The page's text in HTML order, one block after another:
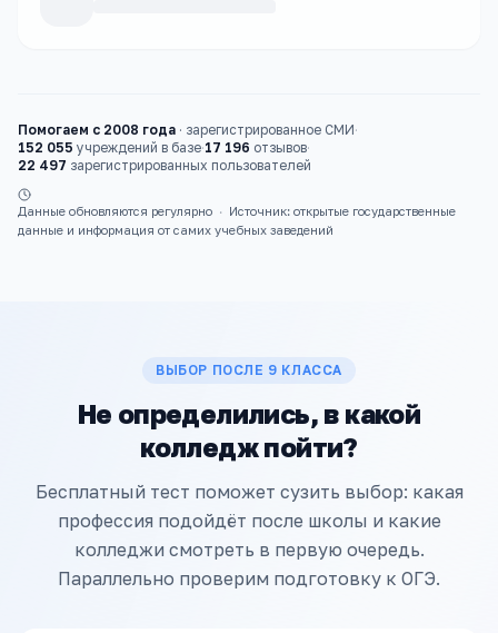
Помогаем с 2008 года · зарегистрированное СМИ·
152 055 учреждений в базе·17 196 отзывов·
22 497 зарегистрированных пользователей
Данные обновляются регулярно ·
Источник: открытые государственные
данные и информация от самих учебных заведений
ВЫБОР ПОСЛЕ 9 КЛАССА
Не определились, в какой
колледж пойти?
Бесплатный тест поможет сузить выбор: какая
профессия подойдёт после школы и какие
колледжи смотреть в первую очередь.
Параллельно проверим подготовку к ОГЭ.